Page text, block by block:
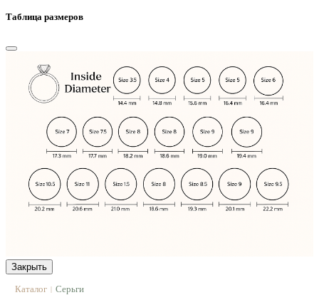
Таблица размеров
Закрыть
Каталог | Серьги